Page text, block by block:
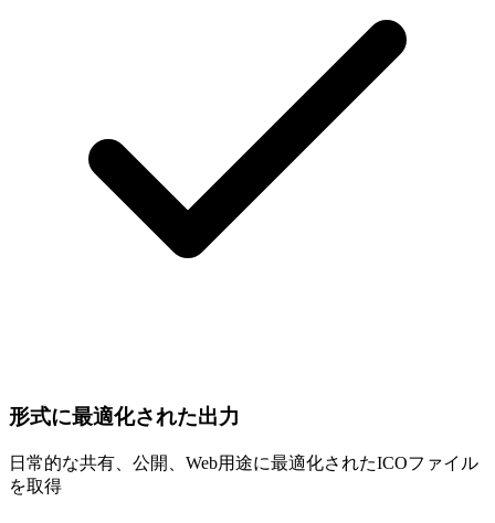
形式に最適化された出力
日常的な共有、公開、Web用途に最適化されたICOファイル
を取得